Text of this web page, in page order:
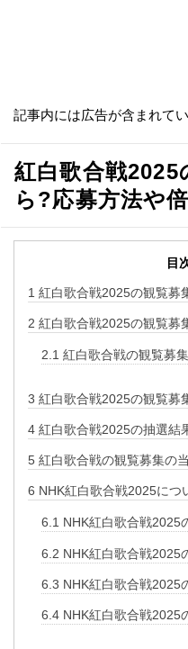
記事内には広告が含まれてい
紅白歌合戦2025
ら?応募方法や
目
1 紅白歌合戦2025の観覧募
2 紅白歌合戦2025の観覧募
2.1 紅白歌合戦の観覧募
3 紅白歌合戦2025の観覧募
4 紅白歌合戦2025の抽選結
5 紅白歌合戦の観覧募集の
6 NHK紅白歌合戦2025につ
6.1 NHK紅白歌合戦2025
6.2 NHK紅白歌合戦2025
6.3 NHK紅白歌合戦2025
6.4 NHK紅白歌合戦2025